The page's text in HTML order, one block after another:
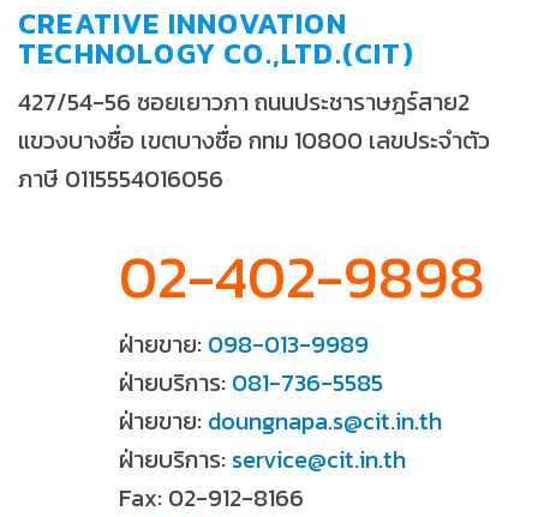
CREATIVE INNOVATION
TECHNOLOGY CO.,LTD.(CIT)
427/54-56 ซอยเยาวภา ถนนประชาราษฎร์สาย2
แขวงบางซื่อ เขตบางซื่อ กทม 10800 เลขประจำตัว
ภาษี 0115554016056
02-402-9898
ฝ่ายขาย: 098-013-9989
ฝ่ายบริการ: 081-736-5585
ฝ่ายขาย: doungnapa.s@cit.in.th
ฝ่ายบริการ: service@cit.in.th
Fax: 02-912-8166